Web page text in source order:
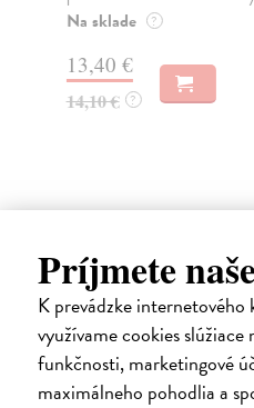
Príjmete
K prevádzke
využívame cookies
funkčnosti, marketingové
maximálneho pohodlia a
Zasielame do 12 dní
18,24 €
18,80 € ?